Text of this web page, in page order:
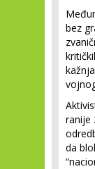
bez
ranije
da